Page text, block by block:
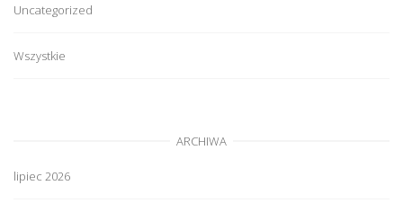
Uncategorized
Wszystkie
ARCHIWA
lipiec 2026